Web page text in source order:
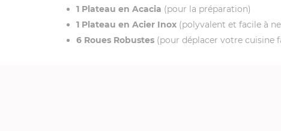
1 Plateau en Acacia (pour la préparation)
1 Plateau en Acier Inox (polyvalent et facile à
6 Roues Robustes (pour déplacer votre cuisine